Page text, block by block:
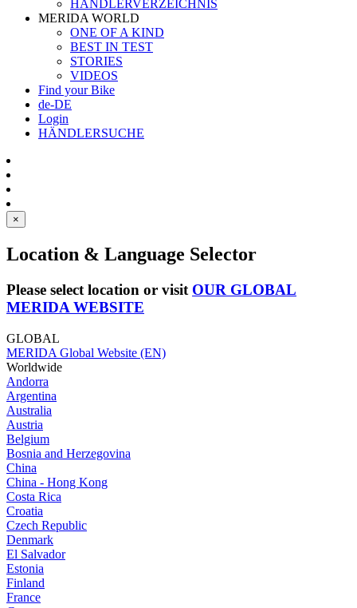
HÄNDLERVERZEICHNIS
MERIDA WORLD
ONE OF A KIND
BEST IN TEST
STORIES
VIDEOS
Find your Bike
de-DE
Login
HÄNDLERSUCHE
×
Location & Language Selector
Please select location or visit OUR GLOBAL
MERIDA WEBSITE
GLOBAL
MERIDA Global Website (EN)
Worldwide
Andorra
Argentina
Australia
Austria
Belgium
Bosnia and Herzegovina
China
China - Hong Kong
Costa Rica
Croatia
Czech Republic
Denmark
El Salvador
Estonia
Finland
France